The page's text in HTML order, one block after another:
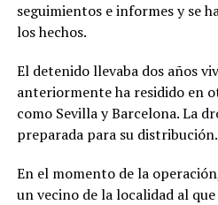
seguimientos e informes y se
los hechos.
El detenido llevaba dos años
anteriormente ha residido en
como Sevilla y Barcelona. La
preparada para su distribución.
En el momento de la
un vecino de la localidad al